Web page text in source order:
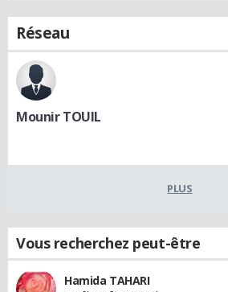
Réseau
Mounir TOUIL
PLUS
Vous recherchez peut-être
Hamida TAHARI